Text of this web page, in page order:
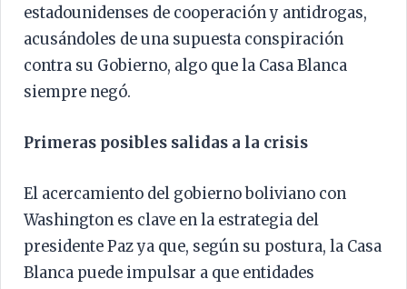
estadounidenses de cooperación y antidrogas,
acusándoles de una supuesta conspiración
contra su Gobierno, algo que la Casa Blanca
siempre negó.
Primeras posibles salidas a la crisis
El acercamiento del gobierno boliviano con
Washington es clave en la estrategia del
presidente Paz ya que, según su postura, la Casa
Blanca puede impulsar a que entidades